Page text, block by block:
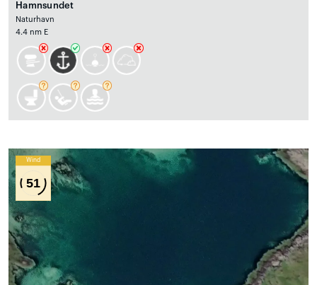
Hamnsundet
Naturhavn
4.4 nm E
Wind
51